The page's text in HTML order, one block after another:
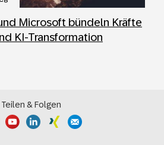
Microsoft bündeln Kräfte
KI-Transformation
Teilen & Folgen